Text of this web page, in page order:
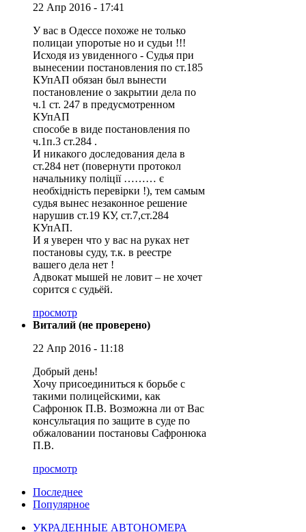
22 Апр 2016 - 17:41
У вас в Одессе похоже не только
полицаи упоротые но и судьи !!!
Исходя из увиденного - Судья при
вынесении постановления по ст.185
КУпАП обязан был вынести
постановление о закрытии дела по
ч.1 ст. 247 в предусмотренном
КУпАП
способе в виде постановления по
ч.1п.3 ст.284 .
И никакого доследования дела в
ст.284 нет (повернути протокол
начальнику поліції ……… є
необхідність перевірки !), тем самым
судья вынес незаконное решение
нарушив ст.19 КУ, ст.7,ст.284
КУпАП.
И я уверен что у вас на руках нет
постановы суду, т.к. в реестре
вашего дела нет !
Адвокат мышей не ловит – не хочет
сорится с судьёй.
просмотр
Виталий (не проверено)
22 Апр 2016 - 11:18
Добрый день!
Хочу присоединиться к борьбе с
такими полицейскими, как
Сафронюк П.В. Возможна ли от Вас
консультация по защите в суде по
обжаловании постановы Сафронюка
П.В.
просмотр
Последнее
Популярное
УКРАДЕННЫЕ АВТОНОМЕРА